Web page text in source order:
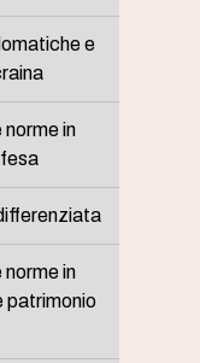
e
in
in
patrimonio